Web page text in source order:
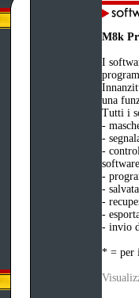
M8k
I
una
Tutti i
-
-
-
-
-
-
-
- invio
* = per